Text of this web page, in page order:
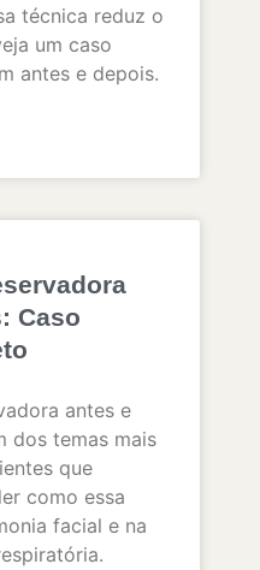
técnica reduz o
um caso
antes e depois.
Caso
antes e
dos temas mais
que
como essa
facial e na